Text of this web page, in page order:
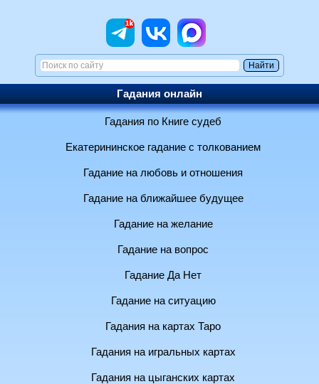
Гадания онлайн
Гадания по Книге судеб
Екатерининское гадание с толкованием
Гадание на любовь и отношения
Гадание на ближайшее будущее
Гадание на желание
Гадание на вопрос
Гадание Да Нет
Гадание на ситуацию
Гадания на картах Таро
Гадания на игральных картах
Гадания на цыганских картах